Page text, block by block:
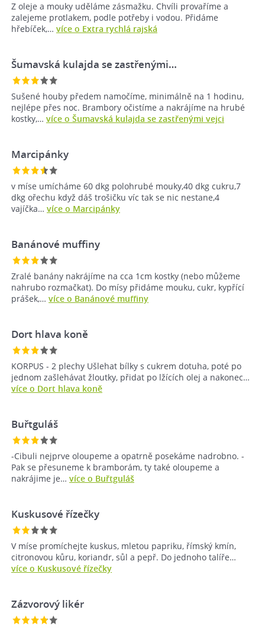
Z oleje a mouky uděláme zásmažku. Chvíli provaříme a
zalejeme protlakem, podle potřeby i vodou. Přidáme
hřebíček,… více o Extra rychlá rajská
Šumavská kulajda se zastřenými…
Sušené houby předem namočíme, minimálně na 1 hodinu,
nejlépe přes noc. Brambory očistíme a nakrájíme na hrubé
kostky,… více o Šumavská kulajda se zastřenými vejci
Marcipánky
v míse umícháme 60 dkg polohrubé mouky,40 dkg cukru,7
dkg ořechu když dáš trošičku víc tak se nic nestane,4
vajíčka… více o Marcipánky
Banánové muffiny
Zralé banány nakrájíme na cca 1cm kostky (nebo můžeme
nahrubo rozmačkat). Do mísy přidáme mouku, cukr, kypřící
prášek,… více o Banánové muffiny
Dort hlava koně
KORPUS - 2 plechy Ušlehat bílky s cukrem dotuha, poté po
jednom zašlehávat žloutky, přidat po lžících olej a nakonec…
více o Dort hlava koně
Buřtguláš
-Cibuli nejprve oloupeme a opatrně posekáme nadrobno. -
Pak se přesuneme k bramborám, ty také oloupeme a
nakrájime je… více o Buřtguláš
Kuskusové řízečky
V míse promíchejte kuskus, mletou papriku, římský kmín,
citronovou kůru, koriandr, sůl a pepř. Do jednoho talíře…
více o Kuskusové řízečky
Zázvorový likér